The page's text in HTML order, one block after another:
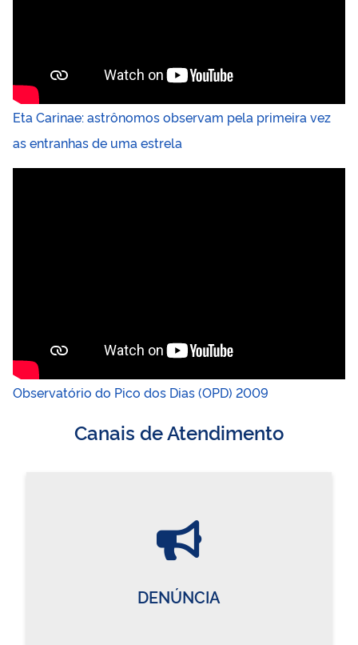
Eta Carinae: astrônomos observam pela primeira vez
as entranhas de uma estrela
Observatório do Pico dos Dias (OPD) 2009
Canais de Atendimento
DENÚNCIA